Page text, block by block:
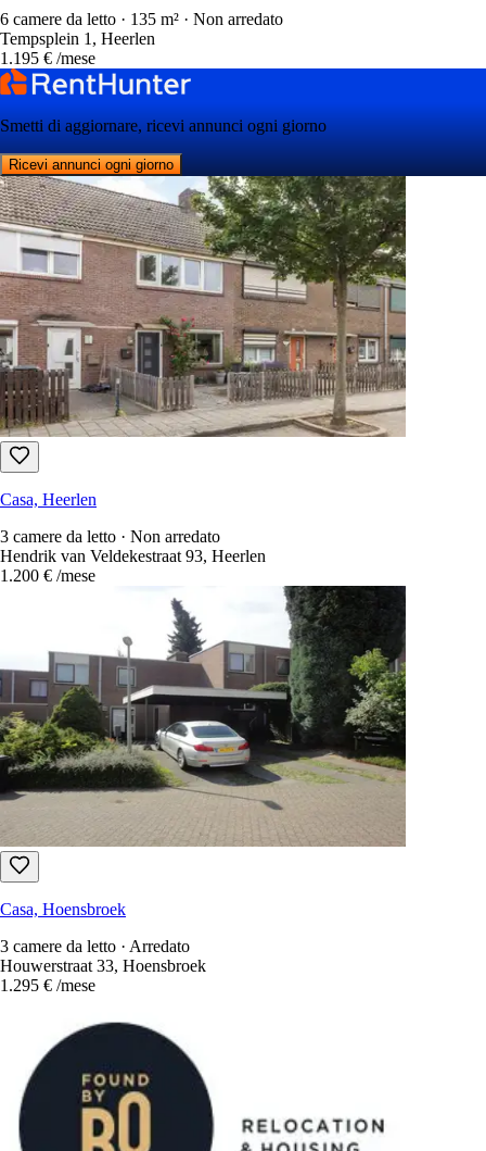
6 camere da letto · 135 m² · Non arredato
Tempsplein 1, Heerlen
1.195 € /mese
Smetti di aggiornare, ricevi annunci ogni giorno
Ricevi annunci ogni giorno
Casa, Heerlen
3 camere da letto · Non arredato
Hendrik van Veldekestraat 93, Heerlen
1.200 € /mese
Casa, Hoensbroek
3 camere da letto · Arredato
Houwerstraat 33, Hoensbroek
1.295 € /mese